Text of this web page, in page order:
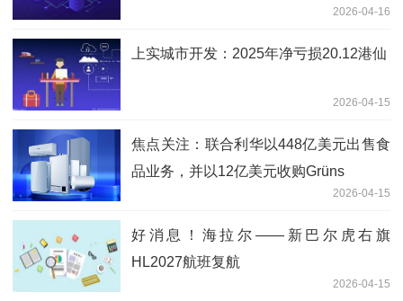
2026-04-16
上实城市开发：2025年净亏损20.12港仙
2026-04-15
焦点关注：联合利华以448亿美元出售食
品业务，并以12亿美元收购Grüns
2026-04-15
好消息！海拉尔——新巴尔虎右旗
HL2027航班复航
2026-04-15